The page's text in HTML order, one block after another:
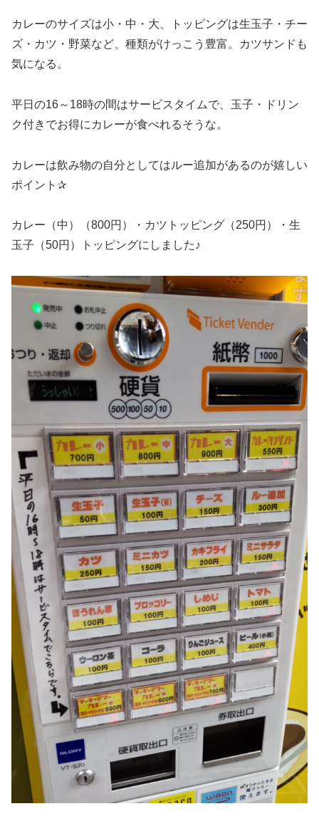
カレーのサイズは小・中・大、トッピングは生玉子・チー
ズ・カツ・野菜など、種類がけっこう豊富。カツサンドも
気になる。
平日の16～18時の間はサービスタイムで、玉子・ドリン
ク付きでお得にカレーが食べれるそうな。
カレーは飲み物の自分としてはルー追加があるのが嬉しい
ポイント✰
カレー（中）（800円）・カツトッピング（250円）・生
玉子（50円）トッピングにしました♪